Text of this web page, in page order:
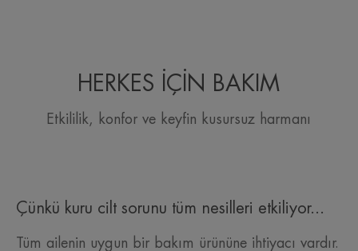
HERKES İÇİN BAKIM
Etkililik, konfor ve keyfin kusursuz harmanı
Çünkü kuru cilt sorunu tüm nesilleri etkiliyor...
Tüm ailenin uygun bir bakım ürününe ihtiyacı vardır.